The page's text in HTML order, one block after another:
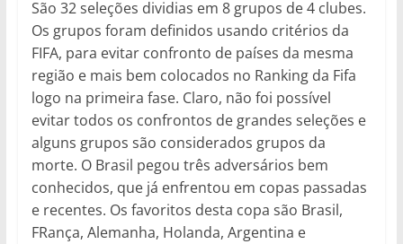
São 32 seleções dividias em 8 grupos de 4 clubes.
Os grupos foram definidos usando critérios da
FIFA, para evitar confronto de países da mesma
região e mais bem colocados no Ranking da Fifa
logo na primeira fase. Claro, não foi possível
evitar todos os confrontos de grandes seleções e
alguns grupos são considerados grupos da
morte. O Brasil pegou três adversários bem
conhecidos, que já enfrentou em copas passadas
e recentes. Os favoritos desta copa são Brasil,
FRança, Alemanha, Holanda, Argentina e